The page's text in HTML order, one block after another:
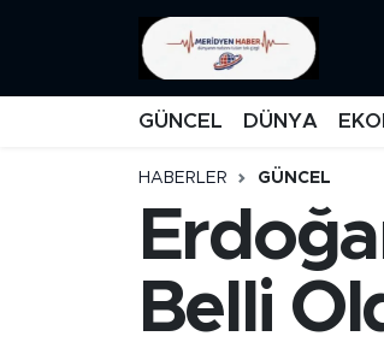
GÜNCEL DÜNYA
HABERLER GÜNCEL
Belli
MANŞET
FİNANS
İstanbul Namaz Vakitleri
Süper Lig Puan Durumu ve